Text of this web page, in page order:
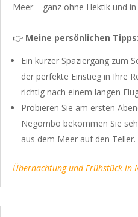
Meer – ganz ohne Hektik und
👉 Meine persönlichen Tipps:
Ein kurzer Spaziergang zum
der perfekte Einstieg in Ihre
richtig nach einem langen
Probieren Sie am ersten
Negombo bekommen Sie
aus dem Meer auf den
Übernachtung und Frühstück in